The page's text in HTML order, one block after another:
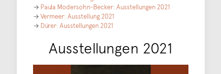
→ Paula Modersohn-Becker: Ausstellungen 2021
→ Vermeer: Ausstellung 2021
→ Dürer: Ausstellungen 2021
Ausstellungen 2021